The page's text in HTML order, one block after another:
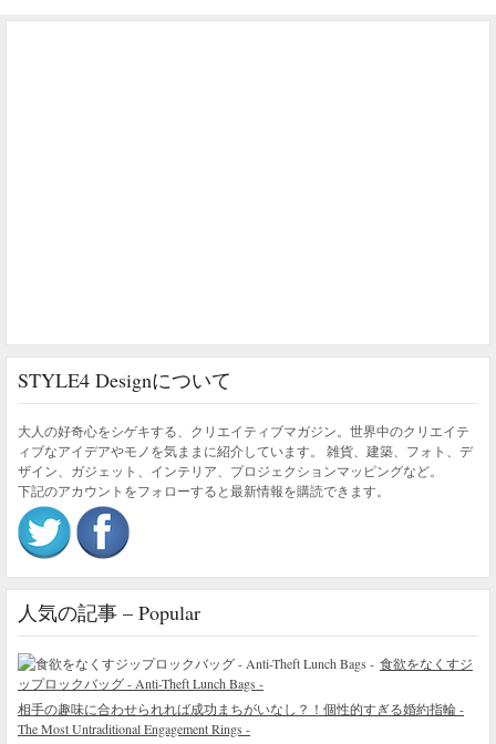
STYLE4 Designについて
大人の好奇心をシゲキする、クリエイティブマガジン。世界中のクリエイテ
ィブなアイデアやモノを気ままに紹介しています。 雑貨、建築、フォト、デ
ザイン、ガジェット、インテリア、プロジェクションマッピングなど。
下記のアカウントをフォローすると最新情報を購読できます。
人気の記事 – Popular
食欲をなくすジ
ップロックバッグ - Anti-Theft Lunch Bags -
相手の趣味に合わせられれば成功まちがいなし？！個性的すぎる婚約指輪 -
The Most Untraditional Engagement Rings -